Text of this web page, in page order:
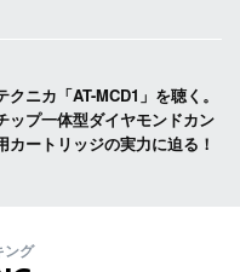
クニカ「AT-MCD1」を聴く。
ップ一体型ダイヤモンドカン
カートリッジの実力に迫る！
ング